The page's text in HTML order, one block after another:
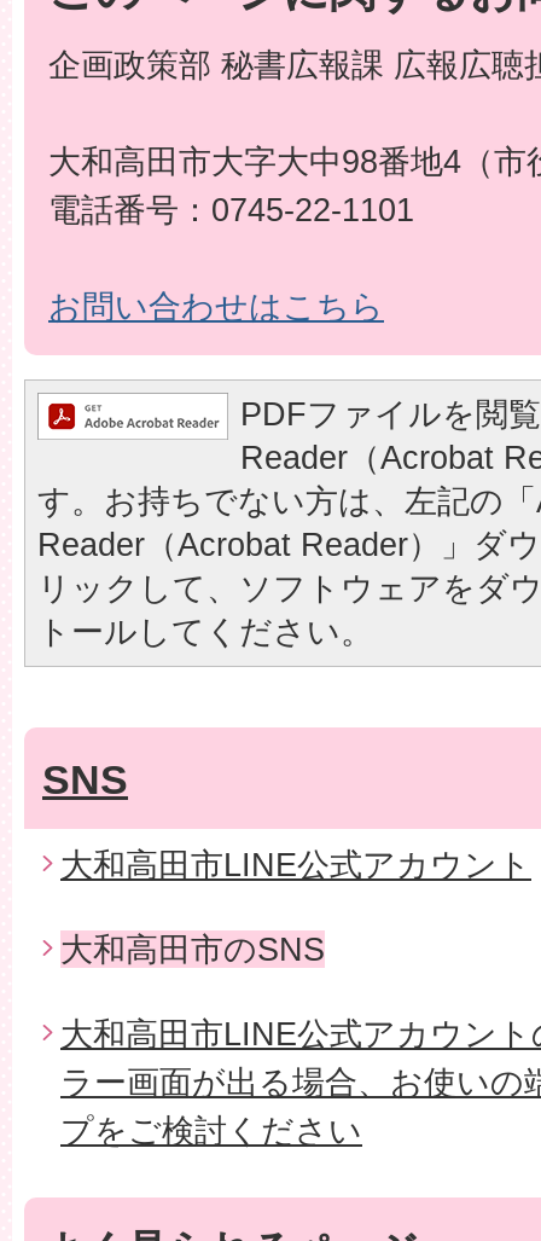
企画政策部 秘書広報課 広報広聴
大和高田市大字大中98番地4（市
電話番号：0745-22-1101
お問い合わせはこちら
PDFファイルを閲
Reader（Acrobat
す。お持ちでない方は、左記の
Reader（Acrobat Reader）」ダ
リックして、ソフトウェアをダ
トールしてください。
SNS
大和高田市LINE公式アカウント
大和高田市のSNS
大和高田市LINE公式アカウン
ラー画面が出る場合、お使い
プをご検討ください